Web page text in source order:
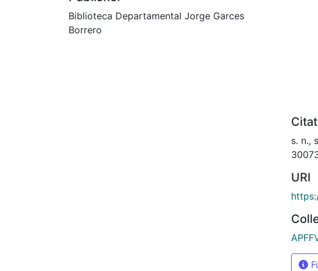
Biblioteca Departamental Jorge Garces
Borrero
s. n.,
URI